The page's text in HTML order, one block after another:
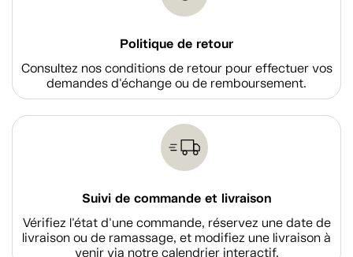
Politique de retour
Consultez nos conditions de retour pour effectuer vos
demandes d'échange ou de remboursement.
Suivi de commande et livraison
Vérifiez l'état d'une commande, réservez une date de
livraison ou de ramassage, et modifiez une livraison à
venir via notre calendrier interactif.